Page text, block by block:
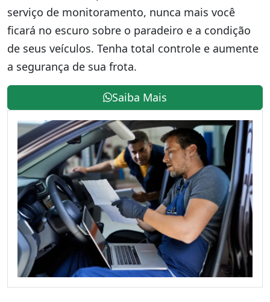
serviço de monitoramento, nunca mais você
ficará no escuro sobre o paradeiro e a condição
de seus veículos. Tenha total controle e aumente
a segurança de sua frota.
Saiba Mais